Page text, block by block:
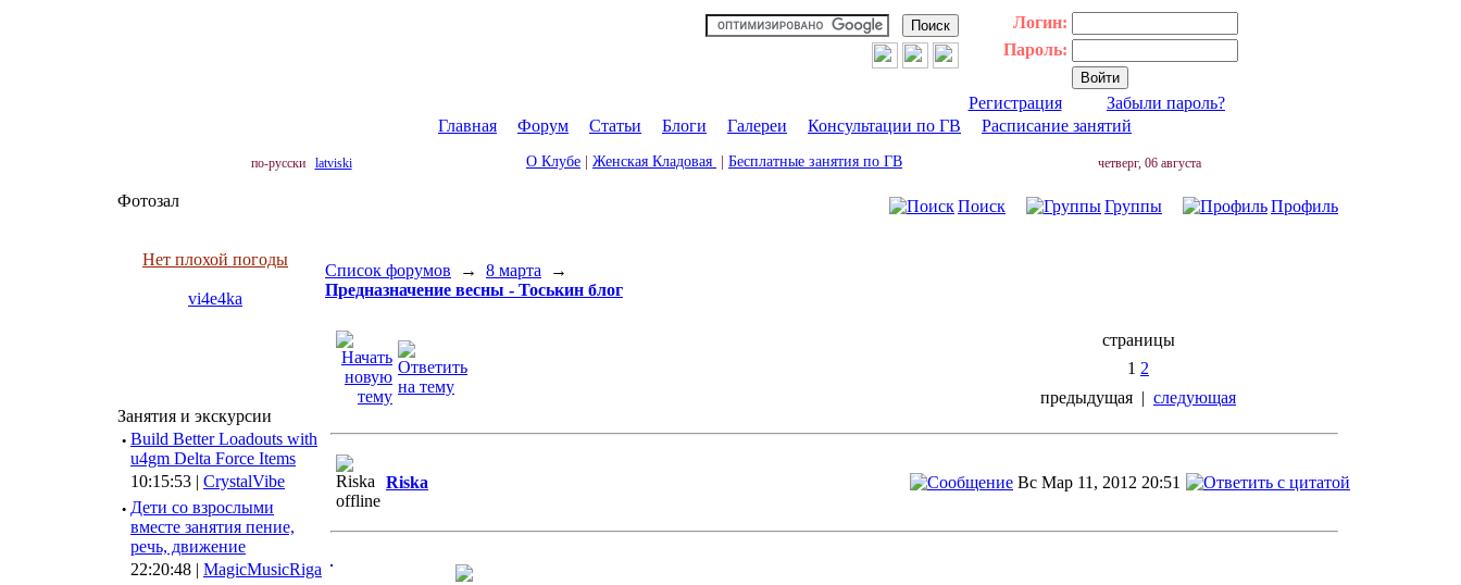
Логин:
Пароль:
Регистрация
Забыли пароль?
Главная
Форум Статьи Блоги Галереи Консультации по ГВ Расписание занятий
по-русски latviski О Клубе Женская Кладовая Бесплатные занятия по ГВ четверг, 06 августа
Фотозал
Нет плохой погоды
vi4e4ka
Занятия и экскурсии
· Build Better Loadouts with
u4gm Delta Force Items
10:15:53 | CrystalVibe
· Дети со взрослыми
вместе занятия пение,
речь, движение
22:20:48 | MagicMusicRiga
Поиск Группы Профиль
Список форумов → 8 марта →
Предназначение весны - Тоськин блог
страницы
1 2
предыдущая | следующая
Riska Вс Мар 11, 2012 20:51